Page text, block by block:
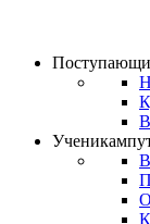
Ученикам